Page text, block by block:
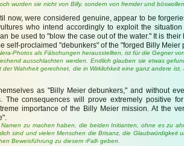
wurden sie nicht von Billy, sondern von fremder und
now, were considered genuine, appear to be
who intend accordingly to exploit the
be used to "blow the case out of the water." It is
self-proclaimed "debunkers" of the "forged Billy
Photos als Fälschungen herausstellten, ist für die Gegner
ausschlachten werden. Endlich glauben sie etwas
Wahrheit gerechnet, die in Wirklichkeit eine ganz andere ist,
as "Billy Meier debunkers," and without
The consequences will prove extremely positive
importance of the Billy Meier mission. At the
zu machen haben, die beiden Initianten, ohne es zu
sind und vielen Menschen die Brisanz, die Glaubwürdigkeit
Beweisführung zu diesem ‹Fall› geben.